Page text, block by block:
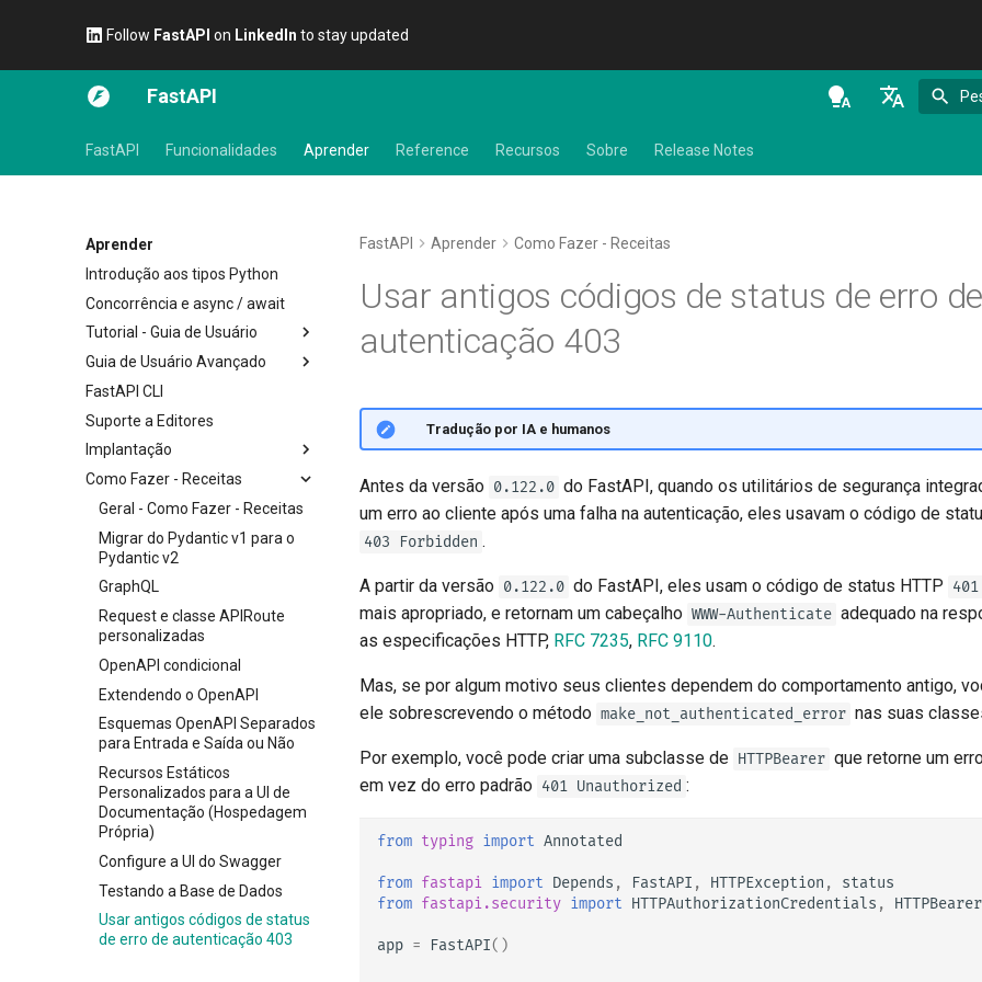
Follow FastAPI on LinkedIn to stay updated
FastAPI
hi - हिन्दी
tr - Türkçe
zh - 简体中文
zh-hant - 繁體中文
FastAPI Funcionalidades Aprender Reference Recursos Sobre Release Notes
Aprender
Introdução aos tipos Python
Concorrência e async / await
Tutorial - Guia de Usuário
Primeiros Passos
Parâmetros de path
Parâmetros de Consulta
Corpo da requisição
Parâmetros de consulta e
validações de string
Parâmetros de path e
validações numéricas
Modelos de Parâmetros de
Consulta
Corpo - Múltiplos parâmetros
Corpo - Campos
Corpo - Modelos aninhados
Declare dados de exemplo da
requisição
Tipos de dados extras
Parâmetros de Cookie
Parâmetros de Cabeçalho
Modelos de Parâmetros de
Cookie
Modelos de Parâmetros do
Cabeçalho
Modelo de resposta - Tipo de
Guia de Usuário Avançado
Transmitir dados
Configuração Avançada da
Operação de Rota
Códigos de status adicionais
Retornando uma Resposta
Diretamente
Resposta Personalizada -
HTML, Stream, File e outras
Retornos Adicionais no
OpenAPI
Cookies de Resposta
Cabeçalhos de resposta
Retorno - Altere o Código de
Status
Dependências avançadas
Segurança Avançada
Escopos OAuth2
HTTP Basic Auth
Utilizando o Request
diretamente
Usando Dataclasses
Middleware Avançado
Sub Aplicações - Montagens
Atrás de um Proxy
FastAPI CLI
Suporte a Editores
Implantação
Sobre as versões do FastAPI
FastAPI Cloud
Sobre HTTPS
Execute um Servidor
Manualmente
Conceitos de Implantações
Implantar FastAPI em
provedores de nuvem
Trabalhadores do Servidor -
Uvicorn com Trabalhadores
FastAPI em contêineres -
Docker
Como Fazer - Receitas
Geral - Como Fazer - Receitas
Migrar do Pydantic v1 para o
Pydantic v2
GraphQL
Request e classe APIRoute
personalizadas
OpenAPI condicional
Extendendo o OpenAPI
Esquemas OpenAPI Separados
para Entrada e Saída ou Não
Recursos Estáticos
Personalizados para a UI de
Documentação (Hospedagem
Própria)
Configure a UI do Swagger
Testando a Base de Dados
Usar antigos códigos de status
de erro de autenticação 403
FastAPI Aprender Como Fazer - Receitas
Usar antigos códigos de status de erro de
autenticação 403
🌐 Tradução por IA e humanos
Antes da versão 0.122.0 do FastAPI, quando os utilitários de segurança
um erro ao cliente após uma falha na autenticação, eles usavam o código de
403 Forbidden .
A partir da versão 0.122.0 do FastAPI, eles usam o código de status HTTP
mais apropriado, e retornam um cabeçalho WWW-Authenticate adequado na
as especificações HTTP, RFC 7235, RFC 9110.
Mas, se por algum motivo seus clientes dependem do comportamento antigo,
ele sobrescrevendo o método make_not_authenticated_error nas suas
Por exemplo, você pode criar uma subclasse de HTTPBearer que retorne um
em vez do erro padrão 401 Unauthorized :
from typing import Annotated
from fastapi import Depends , FastAPI , HTTPException ,
status
from fastapi.security import HTTPAuthorizationCredentials , HTTPBearer
app = FastAPI()